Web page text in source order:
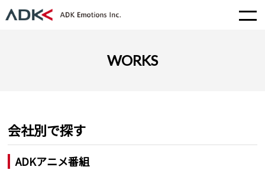
WORKS
会社別で探す
ADKアニメ番組